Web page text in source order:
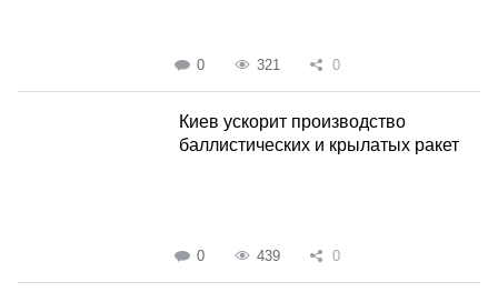
0 321 0
Киев ускорит производство
баллистических и крылатых ракет
0 439 0